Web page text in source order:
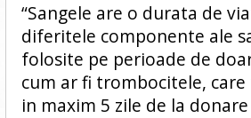
“Sangele are o durata de
diferitele componente ale
folosite pe perioade de
cum ar fi trombocitele,
in maxim 5 zile de la